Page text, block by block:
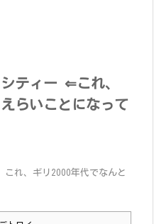
ティー ⇐これ、
らいことになって
れ、ギリ2000年代でなんと